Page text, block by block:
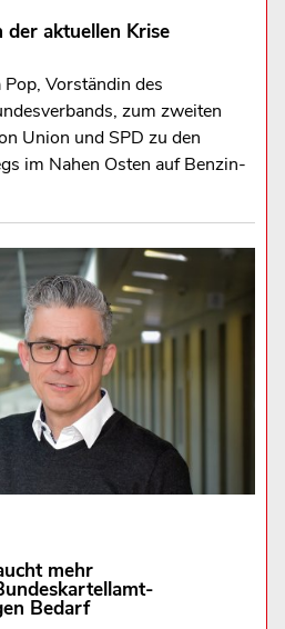
der aktuellen Krise
Vorständin des
zum zweiten
Union und SPD zu den
im Nahen Osten auf Benzin-
mehr
Bedarf